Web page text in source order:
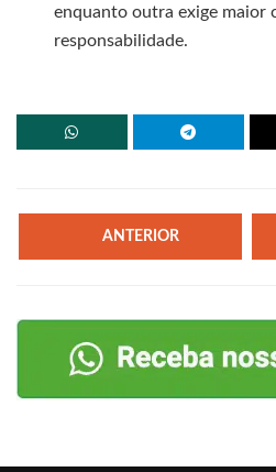
enquanto outra exige maior
responsabilidade.
ANTERIOR